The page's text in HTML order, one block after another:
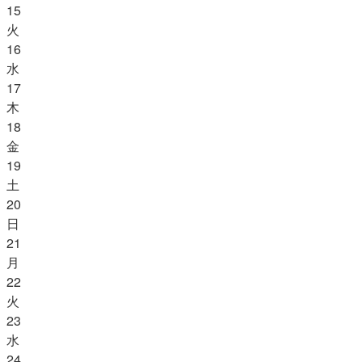
15
火
16
水
17
木
18
金
19
土
20
日
21
月
22
火
23
水